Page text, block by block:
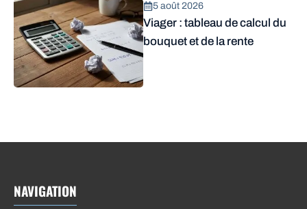
5 août 2026
Viager : tableau de calcul du
bouquet et de la rente
NAVIGATION